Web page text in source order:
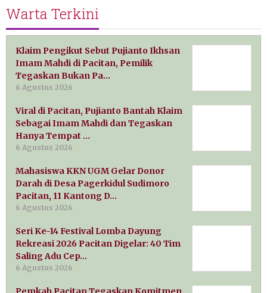
Warta Terkini
Klaim Pengikut Sebut Pujianto Ikhsan
Imam Mahdi di Pacitan, Pemilik
Tegaskan Bukan Pa…
6 Agustus 2026
Viral di Pacitan, Pujianto Bantah Klaim
Sebagai Imam Mahdi dan Tegaskan
Hanya Tempat …
6 Agustus 2026
Mahasiswa KKN UGM Gelar Donor
Darah di Desa Pagerkidul Sudimoro
Pacitan, 11 Kantong D…
6 Agustus 2026
Seri Ke-14 Festival Lomba Dayung
Rekreasi 2026 Pacitan Digelar: 40 Tim
Saling Adu Cep…
6 Agustus 2026